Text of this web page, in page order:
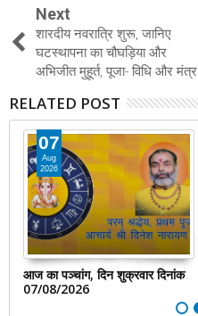
Next
शारदीय नवरात्रि शुरू, जानिए
घटस्थापना का चौघड़िया और
अभिजीत मुहूर्त, पूजा- विधि और मंत्र
RELATED POST
07
Aug
2026
आज का पञ्चांग, दिन शुक्रवार दिनांक
07/08/2026